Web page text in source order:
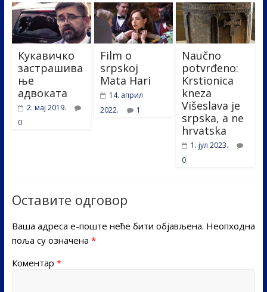
Кукавичко
застрашива
ње
адвоката
2. мај 2019.
0
Film o
srpskoj
Mata Hari
14. април
2022.
1
Naučno
potvrđeno:
Krstionica
kneza
Višeslava je
srpska, a ne
hrvatska
1. јул 2023.
0
Оставите одговор
Ваша адреса е-поште неће бити објављена. Неопходна
поља су означена *
Коментар *